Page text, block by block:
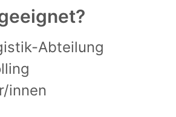
Abteilung
/innen